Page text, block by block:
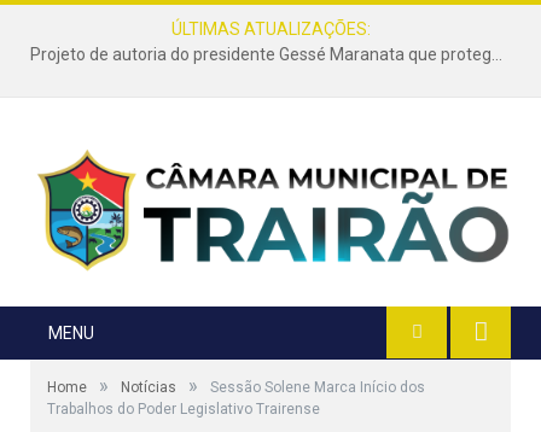
ÚLTIMAS ATUALIZAÇÕES:
Projeto de autoria do presidente Gessé Maranata que protege as estradas vicinais de Trairão é transformado em lei
MENU
Home » Notícias »
Sessão Solene Marca Início dos
Trabalhos do Poder Legislativo Trairense